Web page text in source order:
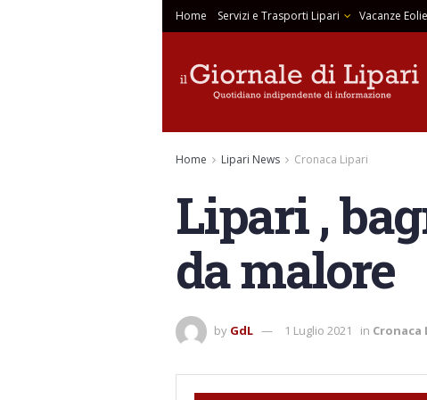
Home Servizi e Trasporti Lipari Vacanze Eolie
Home Lipari News Cronaca Lipari
Lipari ,
da malore
by GdL 1 Luglio 2021 in Cronaca